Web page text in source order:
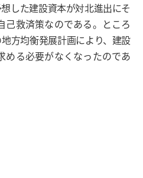
した建設資本が対北進出にそ
己救済策なのである。ところ
方均衡発展計画により、建設
める必要がなくなったのであ